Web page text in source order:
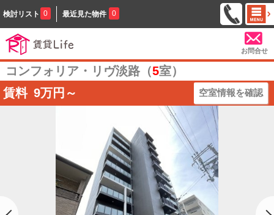
検討リスト 0 最近見た物件 0
お問合せ
コンフォリア・リヴ淡路（5室）
賃料 9万円～ 空室情報を確認